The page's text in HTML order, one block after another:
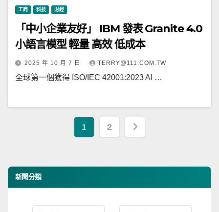
工商 科技 財經
「中小企業友好」 IBM 發表 Granite 4.0
小語言模型 輕量 高效 低成本
2025 年 10 月 7 日 TERRY@111.COM.TW
全球第一個獲得 ISO/IEC 42001:2023 AI …
文
分
頁
1 2
新聞分類